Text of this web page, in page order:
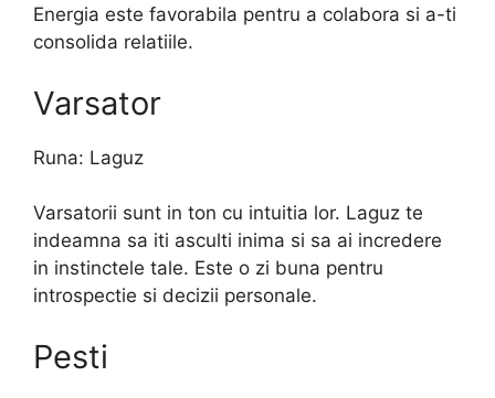
Energia este favorabila pentru a colabora si a-ti
consolida relatiile.
Varsator
Runa: Laguz
Varsatorii sunt in ton cu intuitia lor. Laguz te
indeamna sa iti asculti inima si sa ai incredere
in instinctele tale. Este o zi buna pentru
introspectie si decizii personale.
Pesti